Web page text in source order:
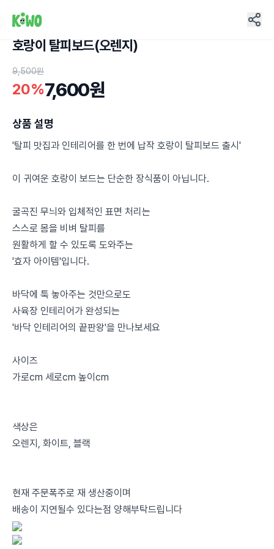
호랑이 탈피보드(오렌지)
9,500원
20%7,600원
상품 설명
'탈피 맛집과 인테리어를 한 번에 납작 호랑이 탈피보드 출시'
이 귀여운 호랑이 보드는 단순한 장식품이 아닙니다.
굴곡진 무늬와 입체적인 표면 처리는
스스로 몸을 비벼 탈피를
원활하게 할 수 있도록 도와주는
'효자 아이템'입니다.
바닥에 툭 놓아주는 것만으로도
사육장 인테리어가 완성되는
'바닥 인테리어의 끝판왕'을 만나보세요
사이즈
가로cm 세로cm 높이cm
색상은
오렌지, 화이트, 블랙
현재 주문폭주로 재 생산중이며
배송이 지연될수 있다는점 양해부탁드립니다